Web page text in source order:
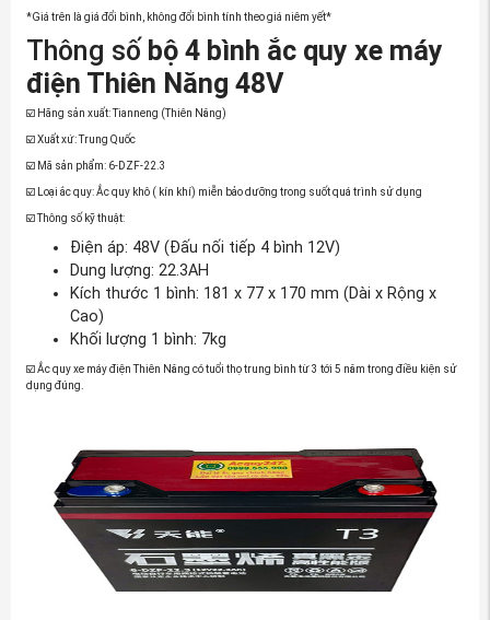
*Giá trên là giá đổi bình, không đổi bình tính theo giá niêm yết*
Thông số bộ 4 bình ắc quy xe máy
điện Thiên Năng 48V
☑️ Hãng sản xuất: Tianneng (Thiên Năng)
☑️ Xuất xứ: Trung Quốc
☑️ Mã sản phẩm: 6-DZF-22.3
☑️ Loại ắc quy: Ắc quy khô ( kín khí) miễn bảo dưỡng trong suốt quá trình sử dụng
☑️ Thông số kỹ thuật:
Điện áp: 48V (Đấu nối tiếp 4 bình 12V)
Dung lượng: 22.3AH
Kích thước 1 bình: 181 x 77 x 170 mm (Dài x Rộng x
Cao)
Khối lượng 1 bình: 7kg
☑️ Ắc quy xe máy điện Thiên Năng có tuổi thọ trung bình từ 3 tới 5 năm trong điều kiện sử
dụng đúng.